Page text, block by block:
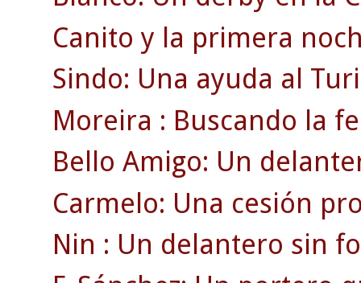
Canito y la primera
Sindo: Una ayuda al
Moreira : Buscando la
Bello Amigo: Un
Carmelo: Una cesión
Nin : Un delantero sin